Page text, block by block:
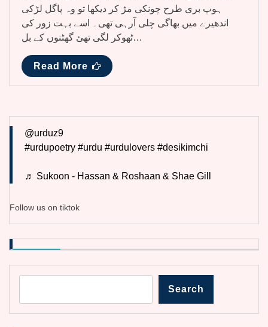
ہوپ بری طرح چونکی مڑ کر دیکھا تو وہ پاگل لڑکی
اندھیرے میں بھاگی چلی آرہی تھی۔ اسے بہت زور کی
ٹھوکر لگی تھئ گھٹنوں کے بل…
Read More
@urduz9
#urdupoetry #urdu #urdulovers #desikimchi
♬ Sukoon - Hassan & Roshaan & Shae Gill
Follow us on tiktok
Search